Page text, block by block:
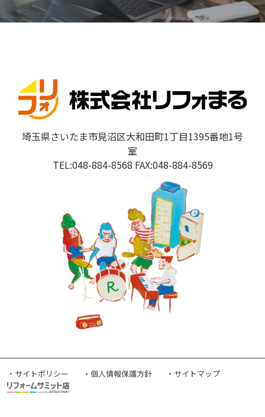
埼玉県さいたま市見沼区大和田町1丁目1395番地1号
室
TEL:048-884-8568 FAX:048-884-8569
・サイトポリシー ・個人情報保護方針 ・サイトマップ